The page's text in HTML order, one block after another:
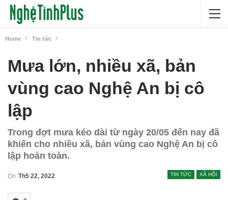
Home Tin tức
Mưa lớn, nhiều xã, bản
vùng cao Nghệ An bị cô
lập
Trong đợt mưa kéo dài từ ngày 20/05 đến nay đã
khiến cho nhiều xã, bản vùng cao Nghệ An bị cô
lập hoàn toàn.
TIN TỨC XÃ HỘI
On Th5 22, 2022